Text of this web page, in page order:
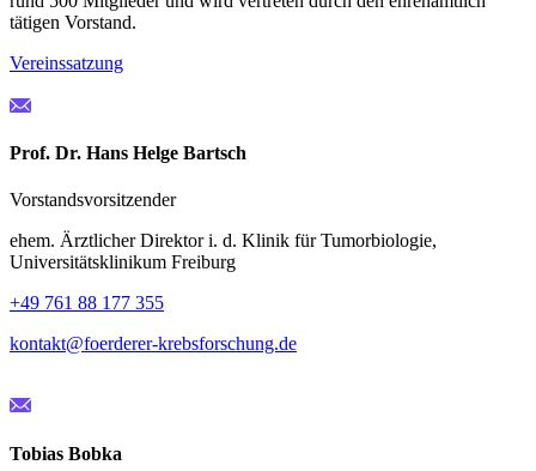
tätigen Vorstand.
Vereinssatzung
Prof. Dr. Hans Helge Bartsch
Vorstandsvorsitzender
ehem. Ärztlicher Direktor i. d. Klinik für Tumorbiologie,
Universitätsklinikum Freiburg
+49 761 88 177 355
kontakt@foerderer-krebsforschung.de
Tobias Bobka